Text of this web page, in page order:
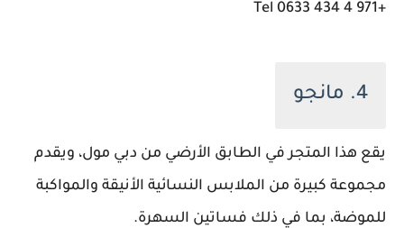
+971 4 434 0633 Tel
4. مانجو
يقع هذا المتجر في الطابق الأرضي من دبي مول، ويقدم
مجموعة كبيرة من الملابس النسائية الأنيقة والمواكبة
للموضة، بما في ذلك فساتين السهرة.